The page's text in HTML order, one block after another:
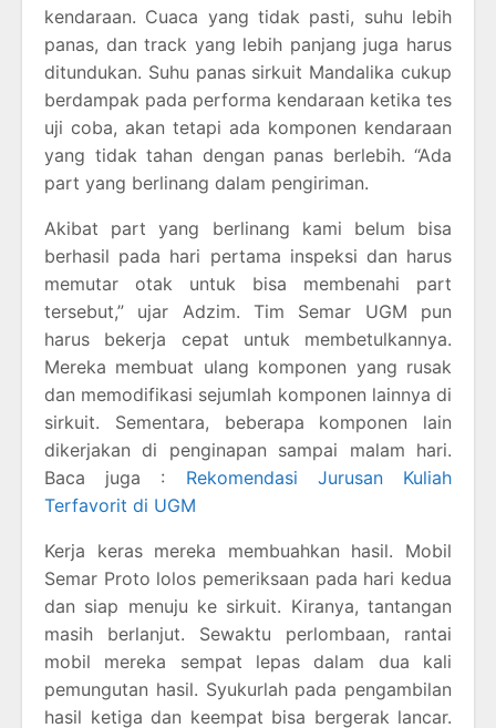
kendaraan. Cuaca yang tidak pasti, suhu lebih
panas, dan track yang lebih panjang juga harus
ditundukan. Suhu panas sirkuit Mandalika cukup
berdampak pada performa kendaraan ketika tes
uji coba, akan tetapi ada komponen kendaraan
yang tidak tahan dengan panas berlebih. “Ada
part yang berlinang dalam pengiriman.
Akibat part yang berlinang kami belum bisa
berhasil pada hari pertama inspeksi dan harus
memutar otak untuk bisa membenahi part
tersebut,” ujar Adzim. Tim Semar UGM pun
harus bekerja cepat untuk membetulkannya.
Mereka membuat ulang komponen yang rusak
dan memodifikasi sejumlah komponen lainnya di
sirkuit. Sementara, beberapa komponen lain
dikerjakan di penginapan sampai malam hari.
Baca juga : Rekomendasi Jurusan Kuliah
Terfavorit di UGM
Kerja keras mereka membuahkan hasil. Mobil
Semar Proto lolos pemeriksaan pada hari kedua
dan siap menuju ke sirkuit. Kiranya, tantangan
masih berlanjut. Sewaktu perlombaan, rantai
mobil mereka sempat lepas dalam dua kali
pemungutan hasil. Syukurlah pada pengambilan
hasil ketiga dan keempat bisa bergerak lancar.